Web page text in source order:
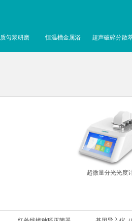
匀浆研磨 恒温槽金属浴 超声破碎分散
超微量分光光度